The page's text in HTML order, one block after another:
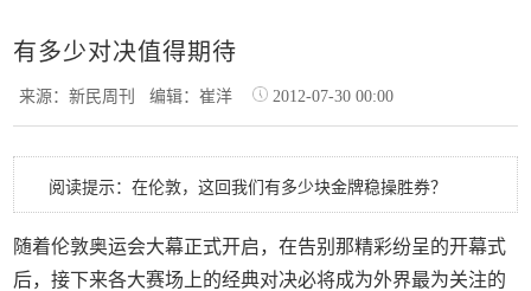
有多少对决值得期待
来源：新民周刊编辑：崔洋 2012-07-30 00:00
阅读提示：在伦敦，这回我们有多少块金牌稳操胜券？
随着伦敦奥运会大幕正式开启，在告别那精彩纷呈的开幕式
后，接下来各大赛场上的经典对决必将成为外界最为关注的